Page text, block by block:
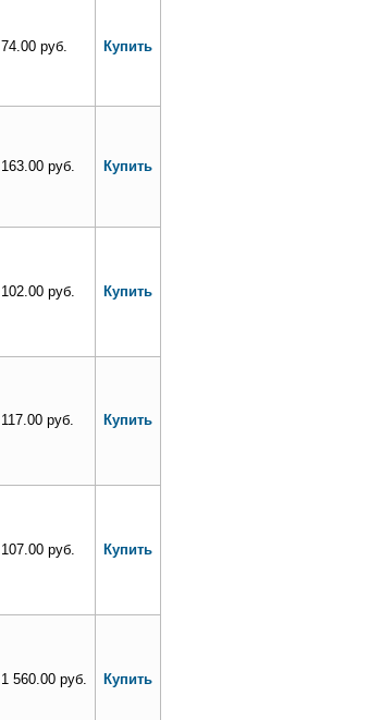
74.00 руб. Купить
163.00 руб. Купить
102.00 руб. Купить
117.00 руб. Купить
107.00 руб. Купить
1 560.00 руб. Купить